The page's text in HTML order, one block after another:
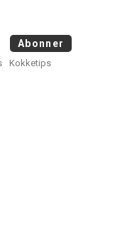
Abonner
Kokketips